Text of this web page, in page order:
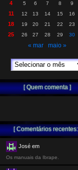
4 5 6 7 8 9
11 12 13 14 15 16
18 19 20 21 22 23
25 26 27 28 29 30
« mar maio »
[ Quem comenta ]
[ Comentários
José em
Os manuais da Ibrape.